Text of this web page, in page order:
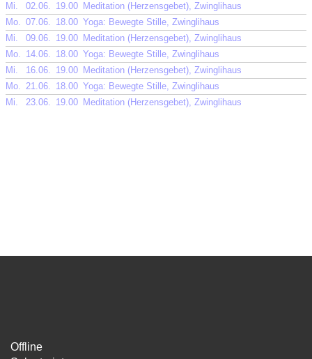
Mi.
02.06. 19.00 Meditation (Herzensgebet), Zwinglihaus
Mo. 07.06. 18.00 Yoga: Bewegte Stille, Zwinglihaus
Mi.
09.06. 19.00 Meditation (Herzensgebet), Zwinglihaus
Mo. 14.06. 18.00 Yoga: Bewegte Stille, Zwinglihaus
Mi.
16.06. 19.00 Meditation (Herzensgebet), Zwinglihaus
Mo. 21.06. 18.00 Yoga: Bewegte Stille, Zwinglihaus
Mi.
23.06. 19.00 Meditation (Herzensgebet), Zwinglihaus
Offline